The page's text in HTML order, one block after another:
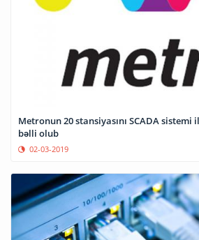
Metronun 20 stansiyasını SCADA sistemi
bəlli olub
02-03-2019